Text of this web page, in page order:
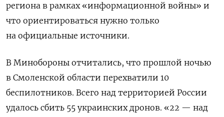
региона в рамках «информационной войны» и
что ориентироваться нужно только
на официальные источники.
В Минобороны отчитались, что прошлой ночью
в Смоленской области перехватили 10
беспилотников. Всего над территорией России
удалось сбить 55 украинских дронов. «22 — над